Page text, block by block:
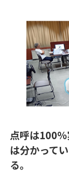
点呼は100
は分かって
る。